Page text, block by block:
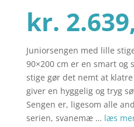
kr.
Juniorsengen med lille
90×200 cm er en smart og
stige gør det nemt at
giver en hyggelig og tryg
Sengen er, ligesom alle
serien, svanemæ … læs